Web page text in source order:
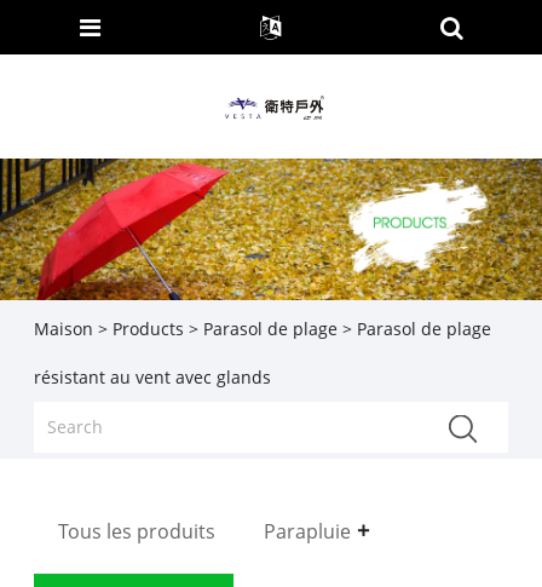
Maison > Products > Parasol de plage> Parasol de plage
résistant au vent avec glands
Tous les produits Parapluie